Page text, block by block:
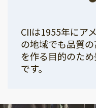
CIIは1955年にア
の地域でも品質
を作る目的のた
です。